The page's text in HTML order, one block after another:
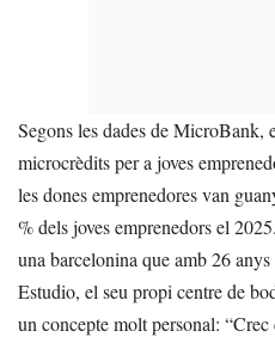
Segons les dades de MicroBank,
microcrèdits per a joves
les dones emprenedores van
% dels joves emprenedors el
una barcelonina que amb 26
Estudio, el seu propi centre de
un concepte molt personal: “Crec